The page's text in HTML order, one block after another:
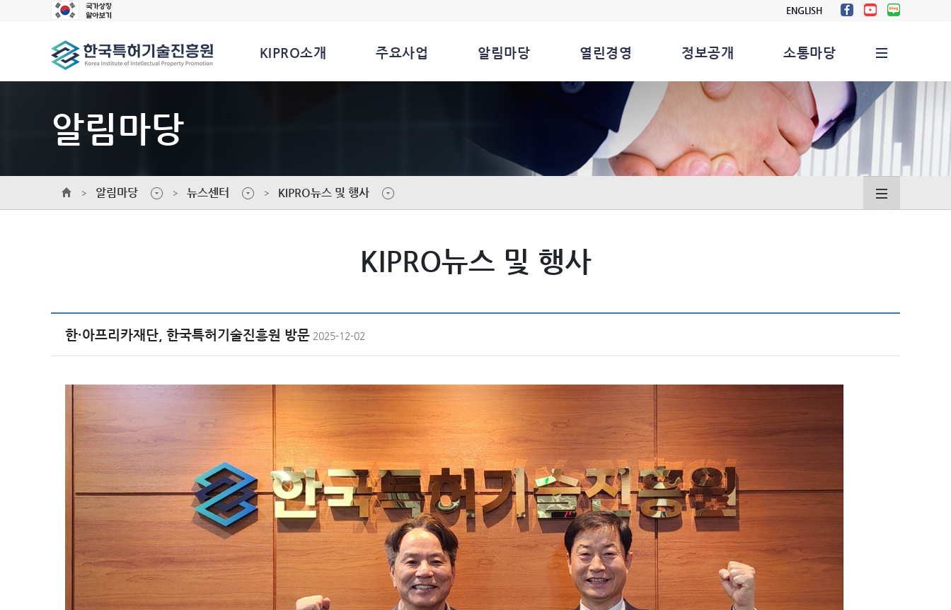
ENGLISH
KIPRO소개 주요사업 알림마당 열린경영 정보공개 소통마당
알림마당
알림마당 뉴스센터 KIPRO뉴스 및 행사
KIPRO뉴스 및 행사
한·아프리카재단, 한국특허기술진흥원 방문 2025-12-02